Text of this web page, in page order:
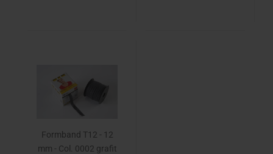
Formband T12 - 12
mm - Col. 0002 grafit